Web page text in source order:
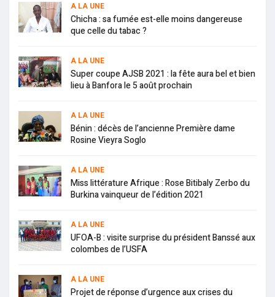
A LA UNE
Chicha : sa fumée est-elle moins dangereuse
que celle du tabac ?
A LA UNE
Super coupe AJSB 2021 : la fête aura bel et bien
lieu à Banfora le 5 août prochain
A LA UNE
Bénin : décès de l’ancienne Première dame
Rosine Vieyra Soglo
A LA UNE
Miss littérature Afrique : Rose Bitibaly Zerbo du
Burkina vainqueur de l’édition 2021
A LA UNE
UFOA-B : visite surprise du président Banssé aux
colombes de l’USFA
A LA UNE
Projet de réponse d’urgence aux crises du